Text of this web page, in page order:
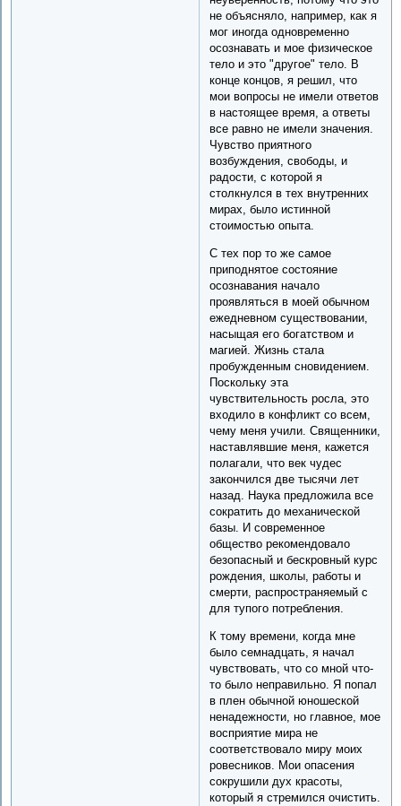
не объясняло, например, как я
мог иногда одновременно
осознавать и мое физическое
тело и это "другое" тело. В
конце концов, я решил, что
мои вопросы не имели ответов
в настоящее время, а ответы
все равно не имели значения.
Чувство приятного
возбуждения, свободы, и
радости, с которой я
столкнулся в тех внутренних
мирах, было истинной
стоимостью опыта.
С тех пор то же самое
приподнятое состояние
осознавания начало
проявляться в моей обычном
ежедневном существовании,
насыщая его богатством и
магией. Жизнь стала
пробужденным сновидением.
Поскольку эта
чувствительность росла, это
входило в конфликт со всем,
чему меня учили. Священники,
наставлявшие меня, кажется
полагали, что век чудес
закончился две тысячи лет
назад. Наука предложила все
сократить до механической
базы. И современное
общество рекомендовало
безопасный и бескровный курс
рождения, школы, работы и
смерти, распространяемый с
для тупого потребления.
К тому времени, когда мне
было семнадцать, я начал
чувствовать, что со мной что-
то было неправильно. Я попал
в плен обычной юношеской
ненадежности, но главное, мое
восприятие мира не
соответствовало миру моих
ровесников. Мои опасения
сокрушили дух красоты,
который я стремился очистить.